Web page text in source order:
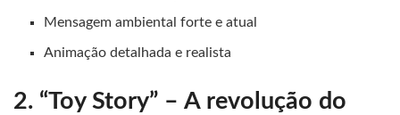
Mensagem ambiental forte e atual
Animação detalhada e realista
2. “Toy Story” – A revolução do